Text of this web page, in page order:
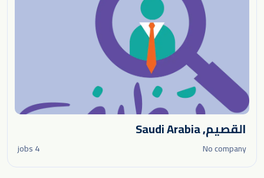
القصيم, Saudi Arabia
No company
4 jobs